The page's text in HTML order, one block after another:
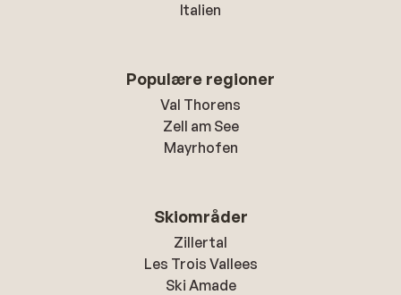
Italien
Populære regioner
Val Thorens
Zell am See
Mayrhofen
Skiområder
Zillertal
Les Trois Vallees
Ski Amade